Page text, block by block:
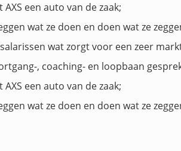
een auto van de zaak;
wat ze doen en doen wat ze
wat zorgt voor een zeer
, coaching- en loopbaan
een auto van de zaak;
wat ze doen en doen wat ze